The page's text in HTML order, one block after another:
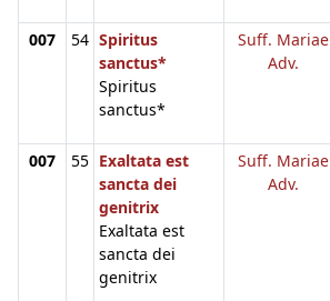
007 54 Spiritus
sanctus*
Spiritus
sanctus*
Suff. Mariae
Adv.
007 55 Exaltata est
sancta dei
genitrix
Exaltata est
sancta dei
genitrix
Suff. Mariae
Adv.